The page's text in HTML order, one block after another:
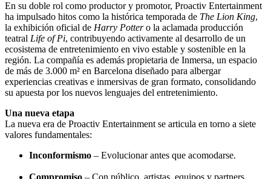
En su doble rol como productor y promotor, Proactiv Entertainment
ha impulsado hitos como la histórica temporada de The Lion King,
la exhibición oficial de Harry Pottero la aclamada producción
teatral Life of Pi, contribuyendo activamente al desarrollo de un
ecosistema de entretenimiento en vivo estable y sostenible en la
región. La compañía es además propietaria de Inmersa, un espacio
de más de 3.000 m² en Barcelona diseñado para albergar
experiencias creativas e inmersivas de gran formato, consolidando
su apuesta por los nuevos lenguajes del entretenimiento.
Una nueva etapa
La nueva era de Proactiv Entertainment se articula en torno a siete
valores fundamentales:
Inconformismo – Evolucionar antes que acomodarse.
Compromiso – Con público, artistas, equipos y partners.